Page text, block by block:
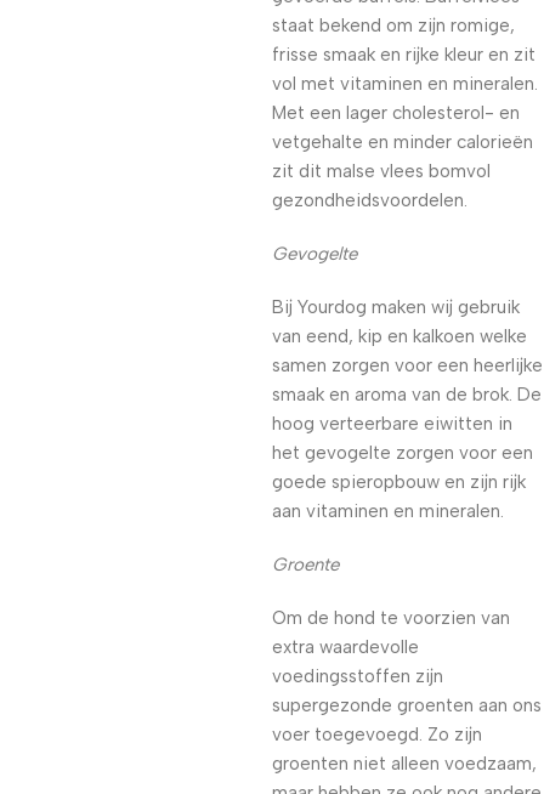
staat bekend om zijn romige,
frisse smaak en rijke kleur en zit
vol met vitaminen en mineralen.
Met een lager cholesterol- en
vetgehalte en minder calorieën
zit dit malse vlees bomvol
gezondheidsvoordelen.
Gevogelte
Bij Yourdog maken wij gebruik
van eend, kip en kalkoen welke
samen zorgen voor een heerlijke
smaak en aroma van de brok. De
hoog verteerbare eiwitten in
het gevogelte zorgen voor een
goede spieropbouw en zijn rijk
aan vitaminen en mineralen.
Groente
Om de hond te voorzien van
extra waardevolle
voedingsstoffen zijn
supergezonde groenten aan ons
voer toegevoegd. Zo zijn
groenten niet alleen voedzaam,